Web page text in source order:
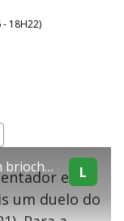
18H22)
é de exibição
:-(
‘Se não têm pão, que comam brioches’: Felipe Solari leva a melhor em rodada ‘Sim ou Não’ sobre pães L
e
um duelo do